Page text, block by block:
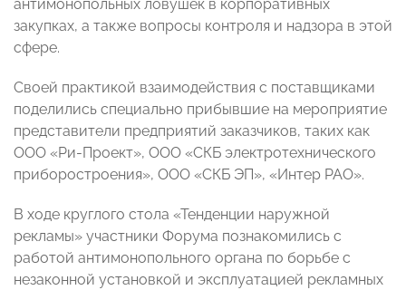
антимонопольных ловушек в корпоративных
закупках, а также вопросы контроля и надзора в этой
сфере.
Своей практикой взаимодействия с поставщиками
поделились специально прибывшие на мероприятие
представители предприятий заказчиков, таких как
ООО «Ри-Проект», ООО «СКБ электротехнического
приборостроения», ООО «СКБ ЭП», «Интер РАО».
В ходе круглого стола «Тенденции наружной
рекламы» участники Форума познакомились с
работой антимонопольного органа по борьбе с
незаконной установкой и эксплуатацией рекламных